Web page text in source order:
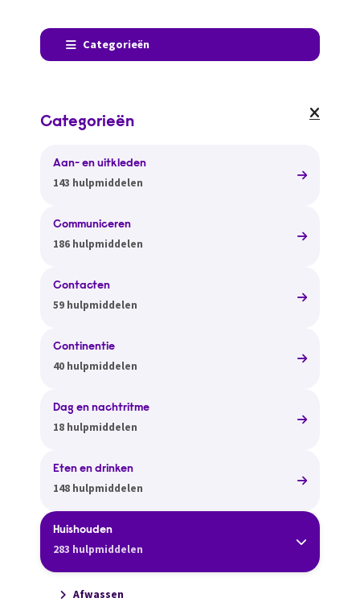
Categorieën
Categorieën
Aan- en uitkleden
143 hulpmiddelen
Communiceren
186 hulpmiddelen
Contacten
59 hulpmiddelen
Continentie
40 hulpmiddelen
Dag en nachtritme
18 hulpmiddelen
Eten en drinken
148 hulpmiddelen
Huishouden
283 hulpmiddelen
Afwassen